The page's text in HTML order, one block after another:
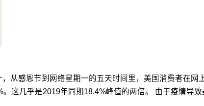
从感恩节到网络星期一的五天时间里，美国消费者在网
这几乎是2019年同期18.4%峰值的两倍。 由于疫情导